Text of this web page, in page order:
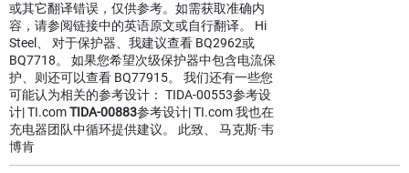
或其它翻译错误，仅供参考。如需获取准确内
容，请参阅链接中的英语原文或自行翻译。 Hi
Steel、 对于保护器、我建议查看 BQ2962或
BQ7718。 如果您希望次级保护器中包含电流保
护、则还可以查看 BQ77915。 我们还有一些您
可能认为相关的参考设计： TIDA-00553参考设
计| TI.comTIDA-00883参考设计| TI.com 我也在
充电器团队中循环提供建议。 此致、 马克斯·韦
博肯